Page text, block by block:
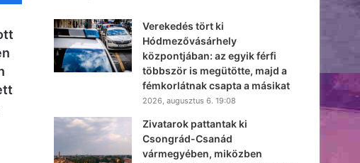
Verekedés tört ki
Hódmezővásárhely
központjában: az egyik férfi
többször is megütötte, majd a
fémkorlátnak csapta a másikat
2026, augusztus 6. 19:08
Zivatarok pattantak ki
Csongrád-Csanád
vármegyében, miközben